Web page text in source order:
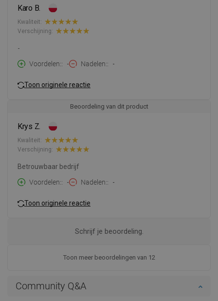
Karo B.
Kwaliteit:
Verschijning:
-
Voordelen:
- Nadelen: -
Toon originele reactie
Beoordeling van dit product
Krys Z.
Kwaliteit:
Verschijning:
Betrouwbaar bedrijf
Voordelen:
- Nadelen: -
Toon originele reactie
Toon meer beoordelingen van 12
Schrijf je beoordeling.
Community Q&A